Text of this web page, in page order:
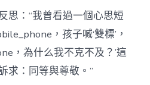
思：“我曾看過一個心思短
，孩子喊‘雙標’，
，為什么我不克不及？’這
求：同等與尊敬。”